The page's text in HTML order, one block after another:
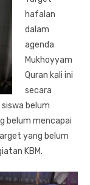
hafalan
dalam
agenda
Mukhoyyam
Quran kali ini
secara
belum
belum mencapai
yang belum
KBM.